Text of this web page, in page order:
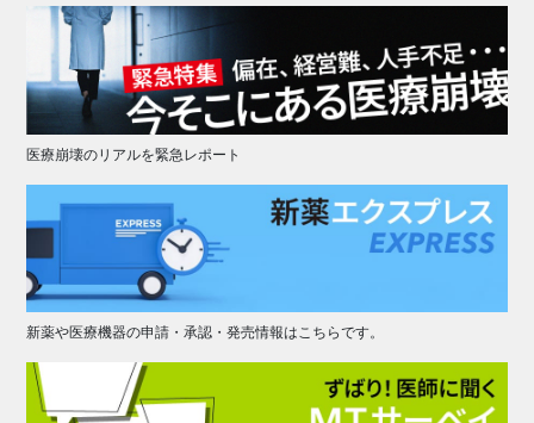
医療崩壊のリアルを緊急レポート
新薬や医療機器の申請・承認・発売情報はこちらです。